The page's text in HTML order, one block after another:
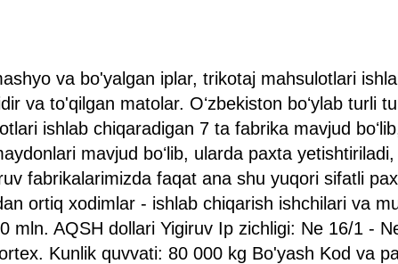
va bo'yalgan iplar, trikotaj mahsulotlari
va to'qilgan matolar. Oʻzbekiston boʻylab turli
ishlab chiqaradigan 7 ta fabrika mavjud
mavjud boʻlib, ularda paxta
fabrikalarimizda faqat ana shu yuqori sifatli
ortiq xodimlar - ishlab chiqarish ishchilari va
mln. AQSH dollari Yigiruv Ip zichligi: Ne 16/1 -
Kunlik quvvati: 80 000 kg Bo'yash Kod va